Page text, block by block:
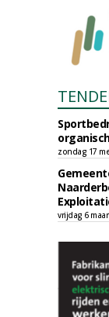
zondag 17
vrijdag 6